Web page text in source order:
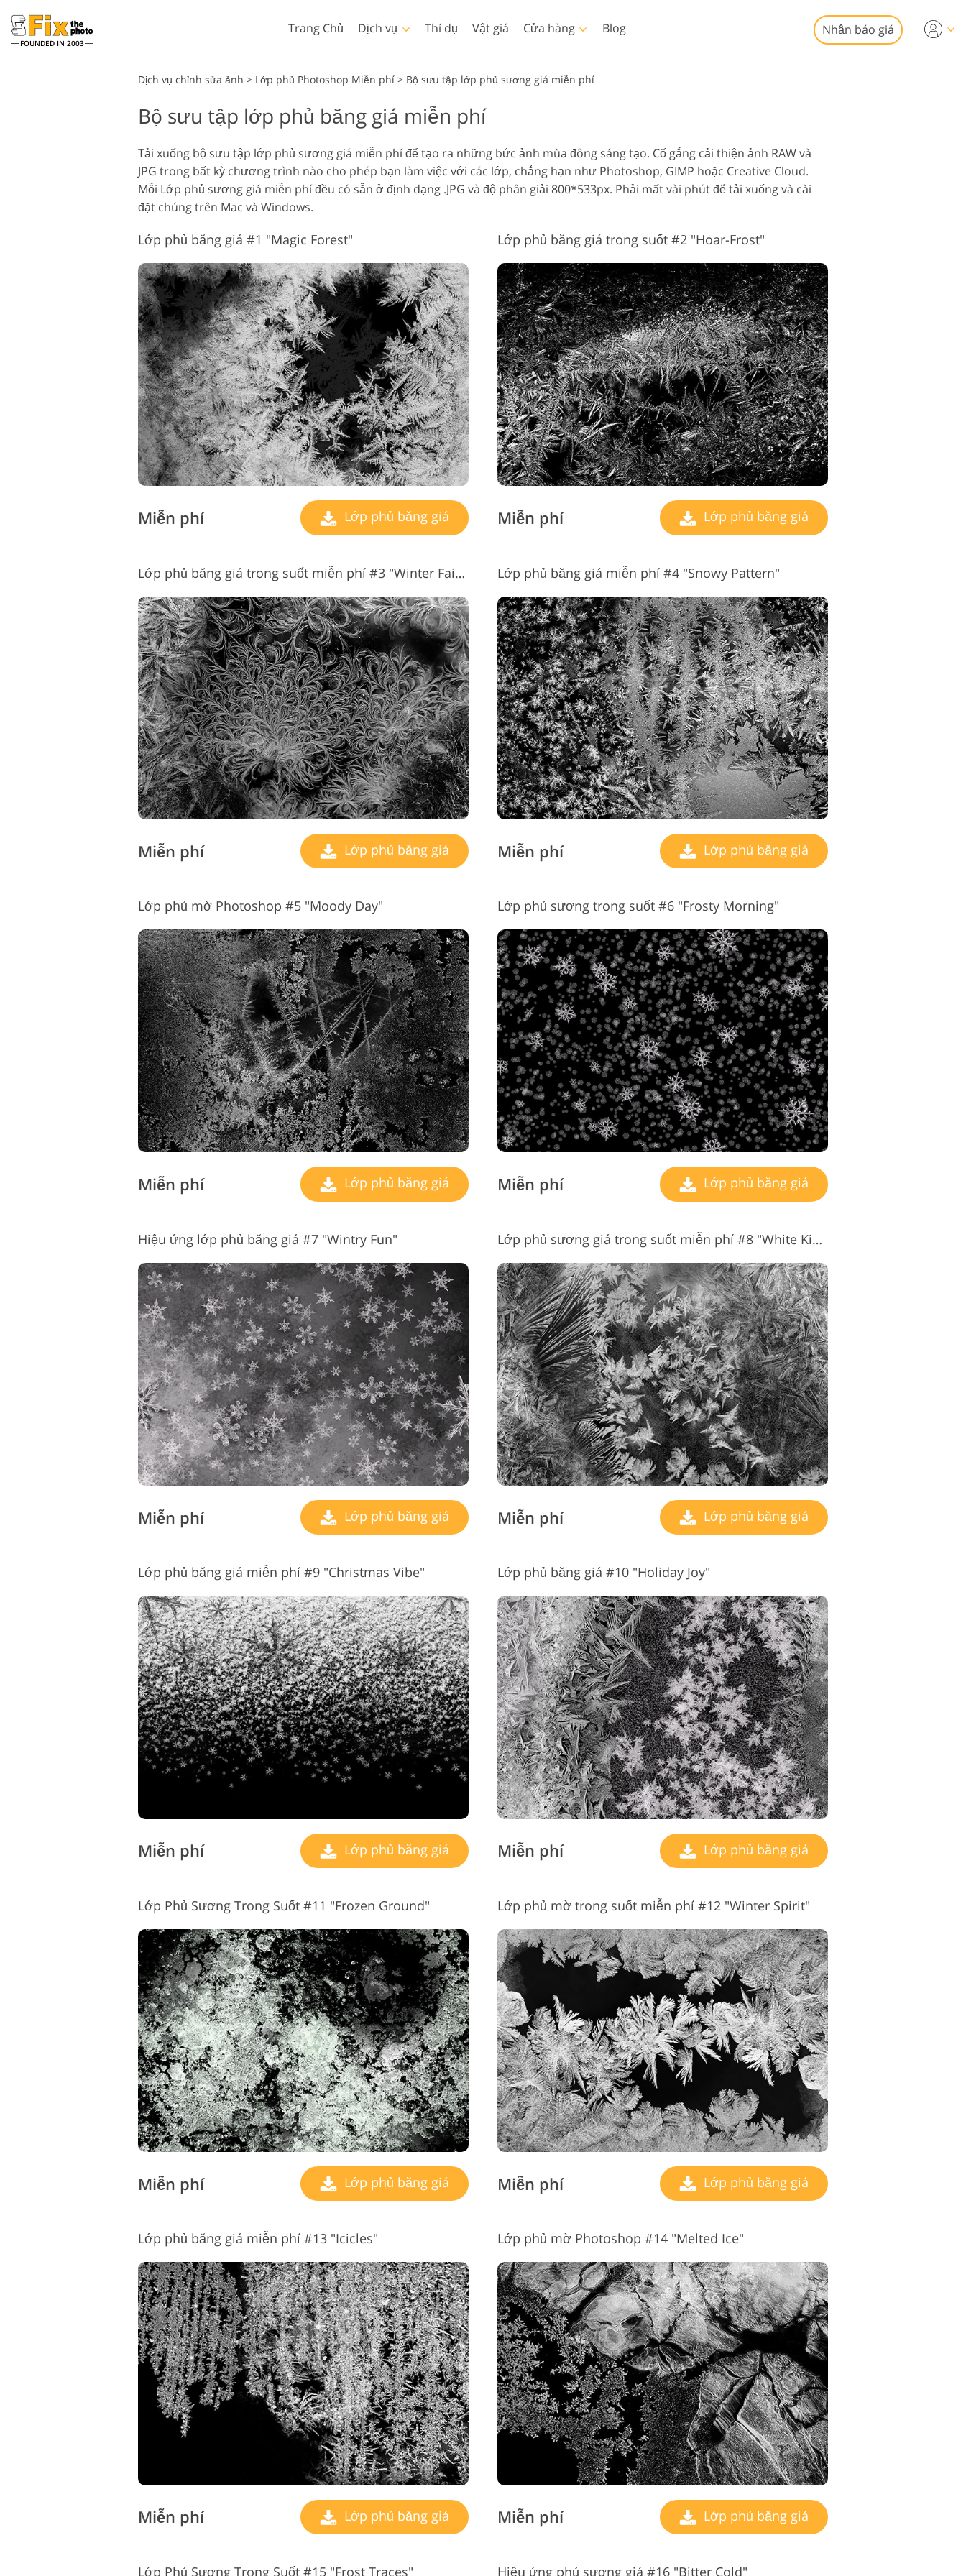
FOUNDED IN 2003
Trang Chủ Dịch vụ
chụp đầu
bé
động sản
Dịch vụ chỉnh sửa ảnh cưới
Mô hình quần áo được tạo
Dịch vụ chỉnh sửa hình ảnh Dịch vụ phục hồi ảnh
Dịch vụ chỉnh sửa sản
phẩm
Dịch vụ sửa lại đồ trang sức Dữ liệu Đào tạo AI Dịch vụ chỉnh sửa video
Thí dụ Vật giá Cửa hàng
Lightroom
Cài đặt sẵn Lightroom
trước LR
Thỏa thuận tốt nhất
Presets
Bộ sưu tập di động
Photoshop
Thao tác Photoshop
Lớp phủ Photoshop
Hoạ tiết Photoshop
Ps Actions Toàn bộ Bộ
Ps Overlay Toàn bộ Bộ
sưu tập
Templates
Mẫu
Thiệp ngày lễ tình nhân
Thiệp mời đám cưới
Lời mời sinh nhật của trẻ
Blog Nhận báo giá
Dịch vụ chỉnh sửa ảnh > Lớp phủ Photoshop Miễn phí > Bộ sưu tập lớp phủ sương giá miễn phí
Bộ sưu tập lớp phủ băng giá miễn phí
Tải xuống bộ sưu tập lớp phủ sương giá miễn phí để tạo ra những bức ảnh mùa đông sáng tạo. Cố gắng cải thiện ảnh RAW và
JPG trong bất kỳ chương trình nào cho phép bạn làm việc với các lớp, chẳng hạn như Photoshop, GIMP hoặc Creative Cloud.
Mỗi Lớp phủ sương giá miễn phí đều có sẵn ở định dạng .JPG và độ phân giải 800*533px. Phải mất vài phút để tải xuống và cài
đặt chúng trên Mac và Windows.
Lớp phủ băng giá #1 "Magic Forest"
Miễn phí Lớp phủ băng giá
Lớp phủ băng giá trong suốt #2 "Hoar-Frost"
Miễn phí Lớp phủ băng giá
Lớp phủ băng giá trong suốt miễn phí #3 "Winter Fairytale"
Miễn phí Lớp phủ băng giá
Lớp phủ băng giá miễn phí #4 "Snowy Pattern"
Miễn phí Lớp phủ băng giá
Lớp phủ mờ Photoshop #5 "Moody Day"
Miễn phí Lớp phủ băng giá
Lớp phủ sương trong suốt #6 "Frosty Morning"
Miễn phí Lớp phủ băng giá
Hiệu ứng lớp phủ băng giá #7 "Wintry Fun"
Miễn phí Lớp phủ băng giá
Lớp phủ sương giá trong suốt miễn phí #8 "White Kingdom"
Miễn phí Lớp phủ băng giá
Lớp phủ băng giá miễn phí #9 "Christmas Vibe"
Miễn phí Lớp phủ băng giá
Lớp phủ băng giá #10 "Holiday Joy"
Miễn phí Lớp phủ băng giá
Lớp Phủ Sương Trong Suốt #11 "Frozen Ground"
Miễn phí Lớp phủ băng giá
Lớp phủ mờ trong suốt miễn phí #12 "Winter Spirit"
Miễn phí Lớp phủ băng giá
Lớp phủ băng giá miễn phí #13 "Icicles"
Miễn phí Lớp phủ băng giá
Lớp phủ mờ Photoshop #14 "Melted Ice"
Miễn phí Lớp phủ băng giá
Lớp Phủ Sương Trong Suốt #15 "Frost Traces" Hiệu ứng phủ sương giá #16 "Bitter Cold"